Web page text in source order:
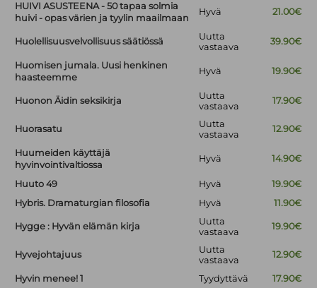
HUIVI ASUSTEENA - 50 tapaa solmia
huivi - opas värien ja tyylin maailmaan
Hyvä 21.00€
Huolellisuusvelvollisuus säätiössä
Uutta
vastaava
39.90€
Huomisen jumala. Uusi henkinen
haasteemme
Hyvä 19.90€
Huonon Äidin seksikirja
Uutta
vastaava
17.90€
Huorasatu
Uutta
vastaava
12.90€
Huumeiden käyttäjä
hyvinvointivaltiossa
Hyvä 14.90€
Huuto 49 Hyvä
19.90€
Hybris. Dramaturgian filosofia
Hyvä 11.90€
Hygge : Hyvän elämän kirja
Uutta
vastaava
19.90€
Hyvejohtajuus
Uutta
vastaava
12.90€
Hyvin menee! 1 Tyydyttävä 17.90€